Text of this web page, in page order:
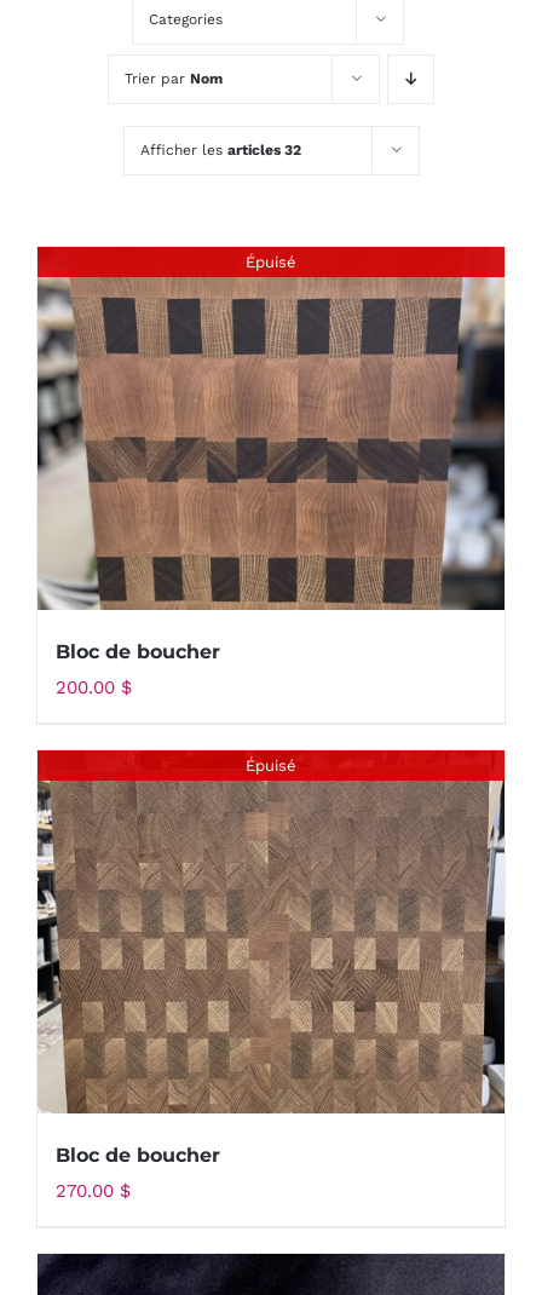
Categories
Trier par Nom
Afficher les articles 32
Épuisé
Bloc de boucher
200.00 $
Épuisé
Bloc de boucher
270.00 $